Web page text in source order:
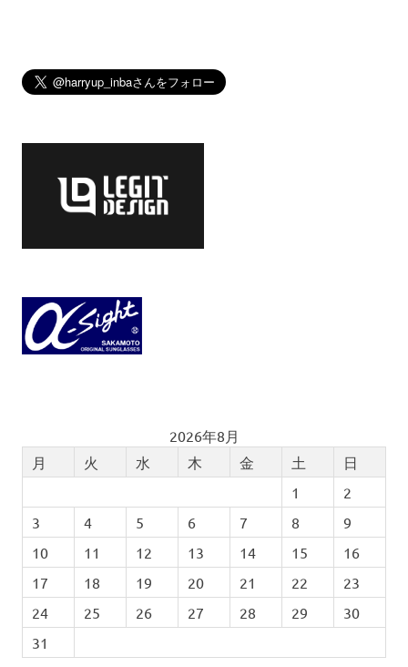
2026年8月
月
火 水 木 金 土
日
1
2
3
4 5 6 7 8
9
10
11 12 13 14 15
16
17
18 19 20 21 22
23
24
25 26 27 28 29
30
31